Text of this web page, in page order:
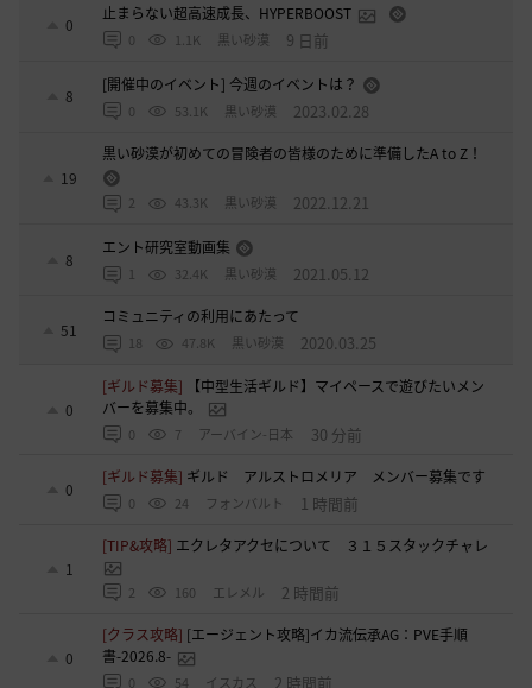
0
止まらない超高速成長、HYPERBOOST
0 1.1K 黒い砂漠 9 日前
8
[開催中のイベント] 今週のイベントは？
0 53.1K 黒い砂漠 2023.02.28
19
黒い砂漠が初めての冒険者の皆様のために準備したA to Z！
2 43.3K 黒い砂漠 2022.12.21
8
エント研究室動画集
1 32.4K 黒い砂漠 2021.05.12
51
コミュニティの利用にあたって
18 47.8K 黒い砂漠 2020.03.25
0
[ギルド募集]
【中型生活ギルド】マイペースで遊びたいメン
バーを募集中。
0 7 アーバイン-日本 30 分前
0
[ギルド募集] ギルド アルストロメリア メンバー募集です
0 24 フォンバルト 1 時間前
1
[TIP&攻略] エクレタアクセについて ３１５スタックチャレ
2 160 エレメル 2 時間前
0
[クラス攻略] [エージェント攻略]イカ流伝承AG：PVE手順
書-2026.8-
0 54 イスカス 2 時間前